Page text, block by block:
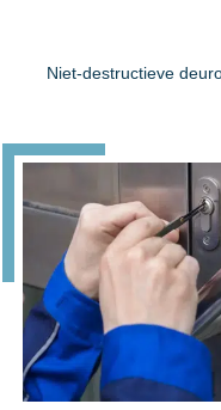
Niet-destructieve